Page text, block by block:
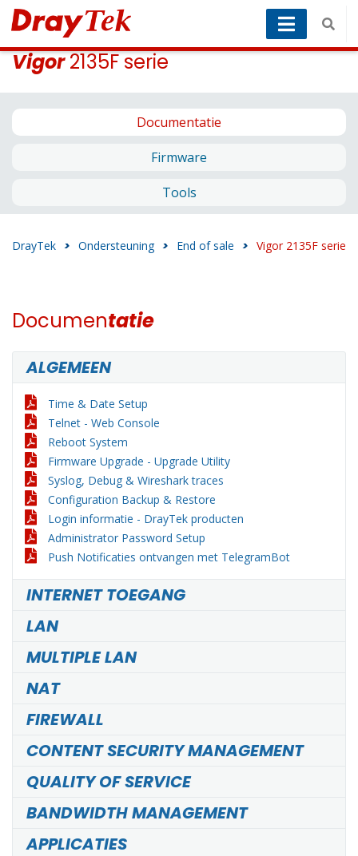
Vigor2135F serie
Documentatie
Firmware
Tools
DrayTek > Ondersteuning > End of sale > Vigor 2135F serie
Documentatie
ALGEMEEN
Time & Date Setup
Telnet - Web Console
Reboot System
Firmware Upgrade - Upgrade Utility
Syslog, Debug & Wireshark traces
Configuration Backup & Restore
Login informatie - DrayTek producten
Administrator Password Setup
Push Notificaties ontvangen met TelegramBot
INTERNET TOEGANG
LAN
MULTIPLE LAN
NAT
FIREWALL
CONTENT SECURITY MANAGEMENT
QUALITY OF SERVICE
BANDWIDTH MANAGEMENT
APPLICATIES